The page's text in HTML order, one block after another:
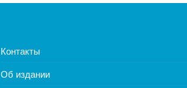
Контакты
Об издании